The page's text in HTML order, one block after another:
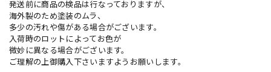
発送前に商品の検品は行なっておりますが、
海外製のため塗装のムラ、
多少の汚れや傷がある場合がございます。
入荷時のロットによってお色が
微妙に異なる場合がございます。
ご理解の上御購入下さいますようお願いします。